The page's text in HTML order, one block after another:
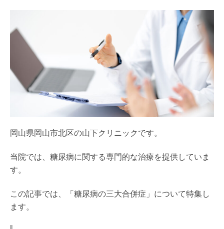
岡山県岡山市北区の山下クリニックです。
当院では、糖尿病に関する専門的な治療を提供していま
す。
この記事では、「糖尿病の三大合併症」について特集し
ます。